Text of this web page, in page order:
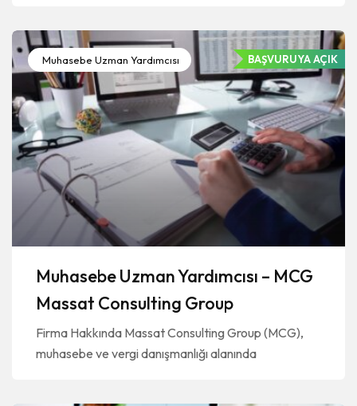
Muhasebe Uzman Yardımcısı BAŞVURUYA AÇIK
Muhasebe Uzman Yardımcısı – MCG
Massat Consulting Group
Firma Hakkında Massat Consulting Group (MCG),
muhasebe ve vergi danışmanlığı alanında